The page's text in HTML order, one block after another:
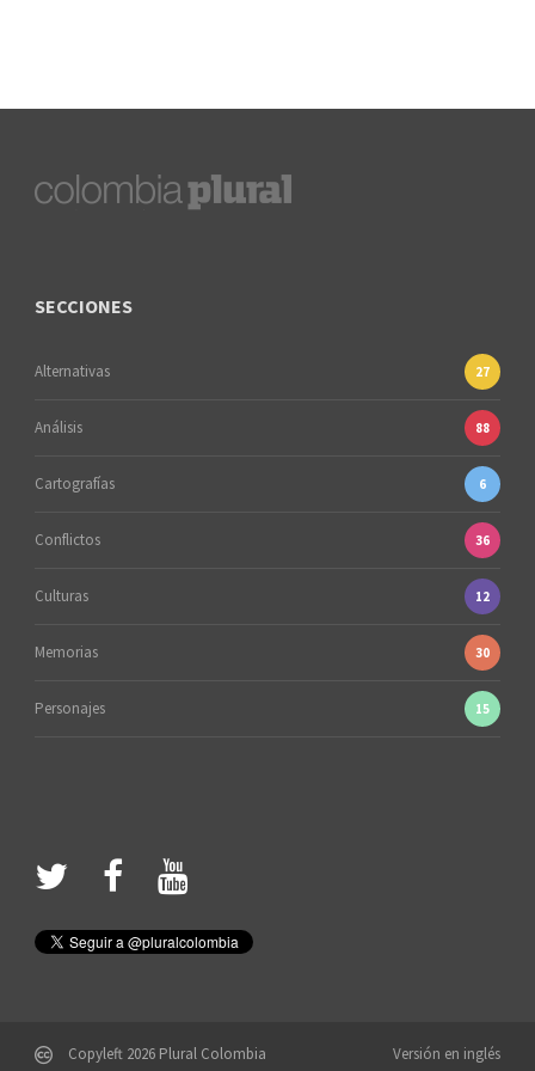
SECCIONES
Alternativas 27
Análisis 88
Cartografías 6
Conflictos 36
Culturas 12
Memorias 30
Personajes 15
Copyleft 2026 Plural Colombia Versión en inglés